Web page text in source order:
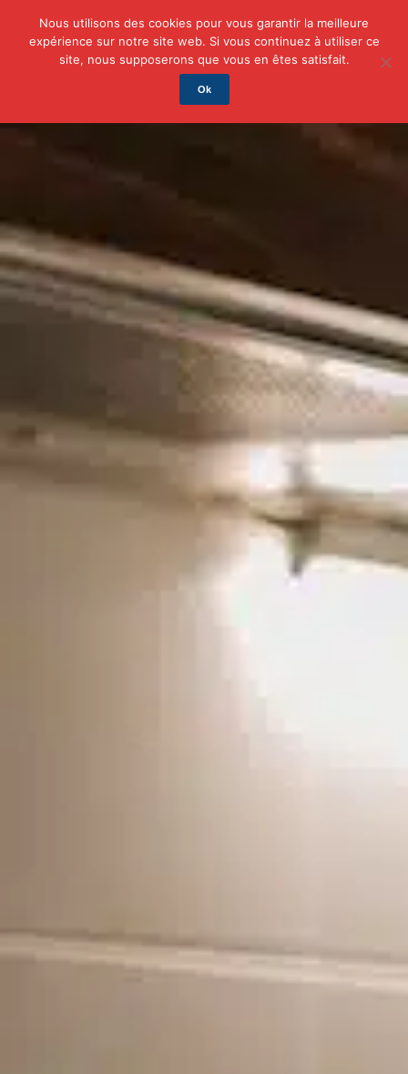
Auto/Moto Business Famille Finance
Nous utilisons des cookies pour vous garantir la meilleure
expérience sur notre site web. Si vous continuez à utiliser ce
site, nous supposerons que vous en êtes satisfait.
Ok